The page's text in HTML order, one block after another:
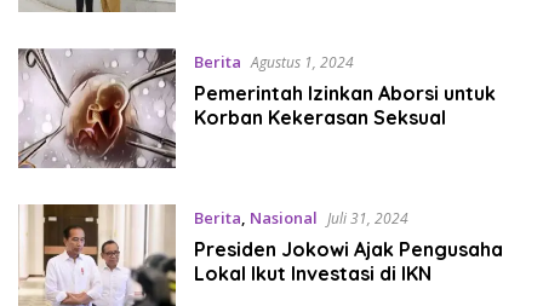
Berita Agustus 1, 2024
Pemerintah Izinkan Aborsi untuk
Korban Kekerasan Seksual
Berita, Nasional Juli 31, 2024
Presiden Jokowi Ajak Pengusaha
Lokal Ikut Investasi di IKN